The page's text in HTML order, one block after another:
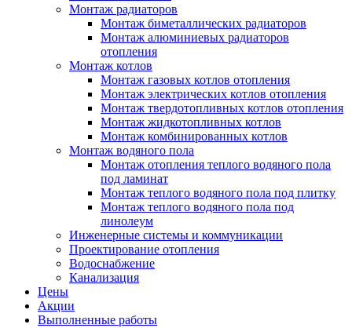
Монтаж радиаторов
Монтаж биметаллических радиаторов
Монтаж алюминиевых радиаторов
отопления
Монтаж котлов
Монтаж газовых котлов отопления
Монтаж электрических котлов отопления
Монтаж твердотопливных котлов отопления
Монтаж жидкотопливных котлов
Монтаж комбинированных котлов
Монтаж водяного пола
Монтаж отопления теплого водяного пола
под ламинат
Монтаж теплого водяного пола под плитку
Монтаж теплого водяного пола под
линолеум
Инженерные системы и коммуникации
Проектирование отопления
Водоснабжение
Канализация
Цены
Акции
Выполненные работы